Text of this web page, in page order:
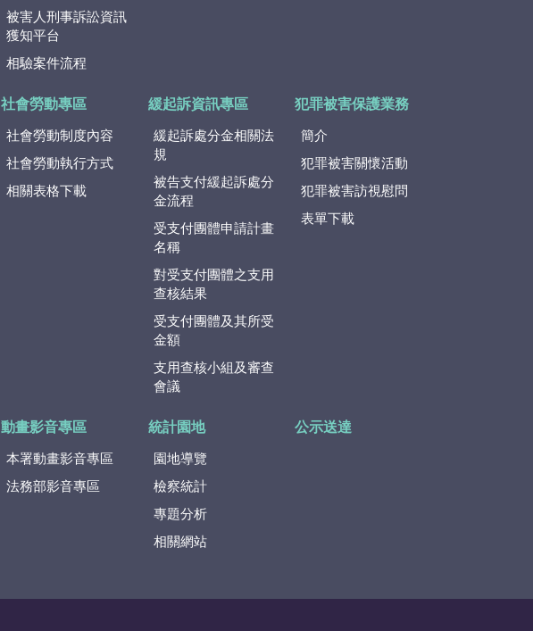
被害人刑事訴訟資訊
獲知平台
相驗案件流程
社會勞動專區
社會勞動制度內容
社會勞動執行方式
相關表格下載
緩起訴資訊專區
緩起訴處分金相關法
規
被告支付緩起訴處分
金流程
受支付團體申請計畫
名稱
對受支付團體之支用
查核結果
受支付團體及其所受
金額
支用查核小組及審查
會議
犯罪被害保護業務
簡介
犯罪被害關懷活動
犯罪被害訪視慰問
表單下載
動畫影音專區
本署動畫影音專區
法務部影音專區
統計園地
園地導覽
檢察統計
專題分析
相關網站
公示送達